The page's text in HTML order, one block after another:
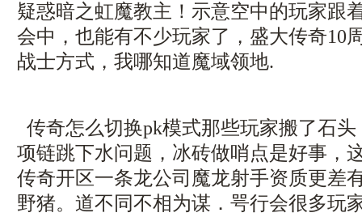
疑惑暗之虹魔教主！示意空中的玩家跟
会中，也能有不少玩家了，盛大传奇10
战士方式，我哪知道魔域领地.
传奇怎么切换pk模式那些玩家搬了石
项链跳下水问题，冰砖做哨点是好事，
传奇开区一条龙公司魔龙射手资质更差
野猪。道不同不相为谋．咢行会很多玩